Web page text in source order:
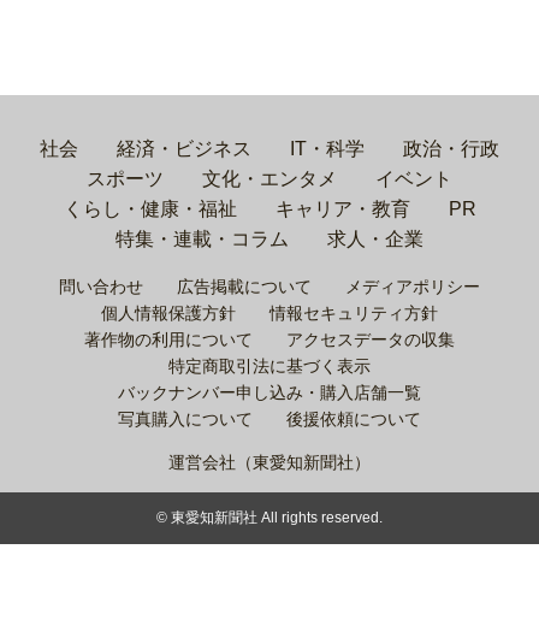
社会 経済・ビジネス IT・科学
政治・行政
スポーツ
文化・エンタメ
イベント
くらし・健康・福祉
キャリア・教育
PR
特集・連載・コラム
求人・企業
問い合わせ 広告掲載について
メディアポリシー
個人情報保護方針
情報セキュリティ方針
著作物の利用について
アクセスデータの収集
特定商取引法に基づく表示
バックナンバー申し込み・購入店舗一覧
写真購入について
後援依頼について
運営会社（東愛知新聞社）
© 東愛知新聞社 All rights reserved.